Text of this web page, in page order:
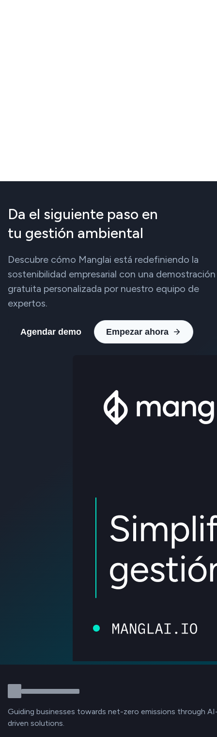
Da el siguiente paso en
tu gestión ambiental
Descubre cómo Manglai está redefiniendo la
sostenibilidad empresarial con una demostración
gratuita personalizada por nuestro equipo de
expertos.
Agendar demo Empezar ahora
Guiding businesses towards net-zero emissions through
driven solutions.